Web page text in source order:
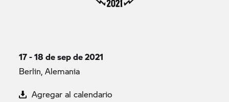
17 - 18 de sep de 2021
Berlin, Alemania
Agregar al calendario